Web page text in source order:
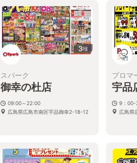
3枚
スパーク
御幸の杜店
09:00～22:00
広島県広島市南区宇品御幸2-18-12
プロマ
宇品
9：00-
広島県